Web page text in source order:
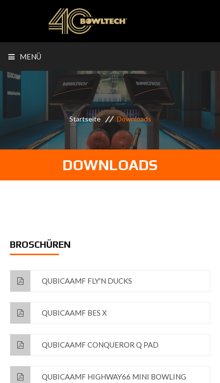
MENÜ
Startseite Downloads
DOWNLOADS
BROSCHÜREN
QUBICAAMF FLY'N DUCKS
QUBICAAMF BES X
QUBICAAMF CONQUEROR Q PAD
QUBICAAMF HIGHWAY66 MINI BOWLING